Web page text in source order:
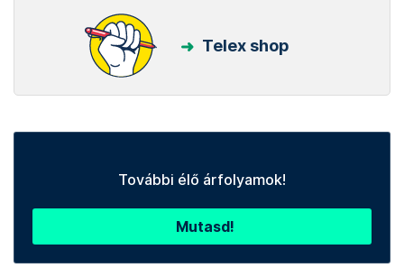
Telex shop
További élő árfolyamok!
Mutasd!